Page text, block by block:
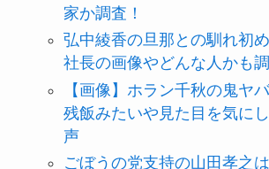
家か調査！
弘中綾香の旦那との馴れ初
社長の画像やどんな人かも調
【画像】ホラン千秋の鬼ヤ
残飯みたいや見た目を気に
声
ごぼうの党支持の山田孝之